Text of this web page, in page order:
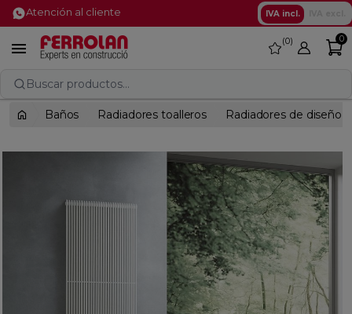
Atención al cliente IVA incl.
 favorite
0 0
Buscar productos...
Baños Radiadores toalleros Radiadores de diseño